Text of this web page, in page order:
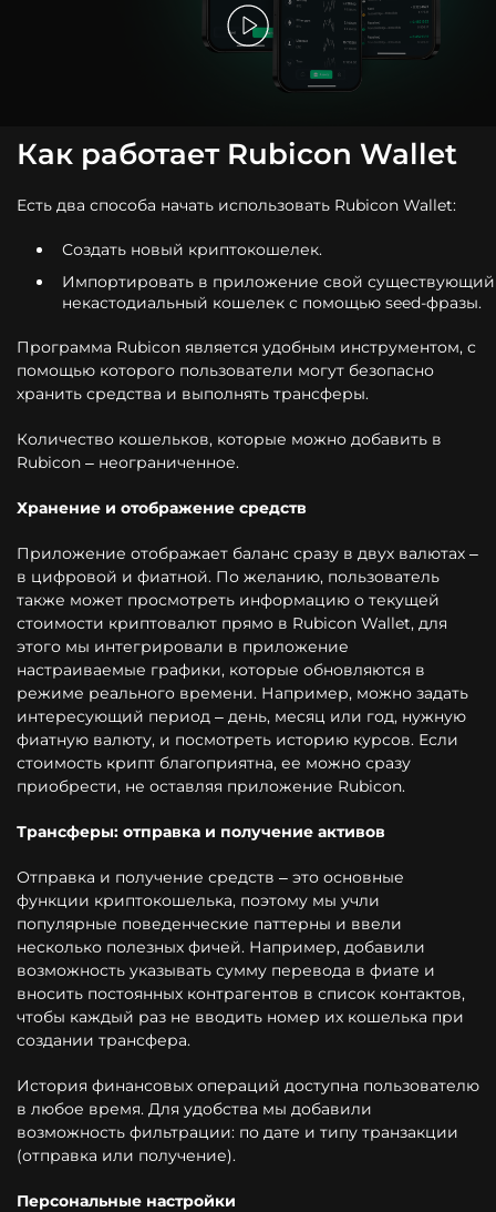
Как работает Rubicon Wallet
Есть два способа начать использовать Rubicon Wallet:
Создать новый криптокошелек.
Импортировать в приложение свой существующий
некастодиальный кошелек с помощью seed-фразы.
Программа Rubicon является удобным инструментом, с
помощью которого пользователи могут безопасно
хранить средства и выполнять трансферы.
Количество кошельков, которые можно добавить в
Rubicon – неограниченное.
Хранение и отображение средств
Приложение отображает баланс сразу в двух валютах –
в цифровой и фиатной. По желанию, пользователь
также может просмотреть информацию о текущей
стоимости криптовалют прямо в Rubicon Wallet, для
этого мы интегрировали в приложение
настраиваемые графики, которые обновляются в
режиме реального времени. Например, можно задать
интересующий период – день, месяц или год, нужную
фиатную валюту, и посмотреть историю курсов. Если
стоимость крипт благоприятна, ее можно сразу
приобрести, не оставляя приложение Rubicon.
Трансферы: отправка и получение активов
Отправка и получение средств – это основные
функции криптокошелька, поэтому мы учли
популярные поведенческие паттерны и ввели
несколько полезных фичей. Например, добавили
возможность указывать сумму перевода в фиате и
вносить постоянных контрагентов в список контактов,
чтобы каждый раз не вводить номер их кошелька при
создании трансфера.
История финансовых операций доступна пользователю
в любое время. Для удобства мы добавили
возможность фильтрации: по дате и типу транзакции
(отправка или получение).
Персональные настройки